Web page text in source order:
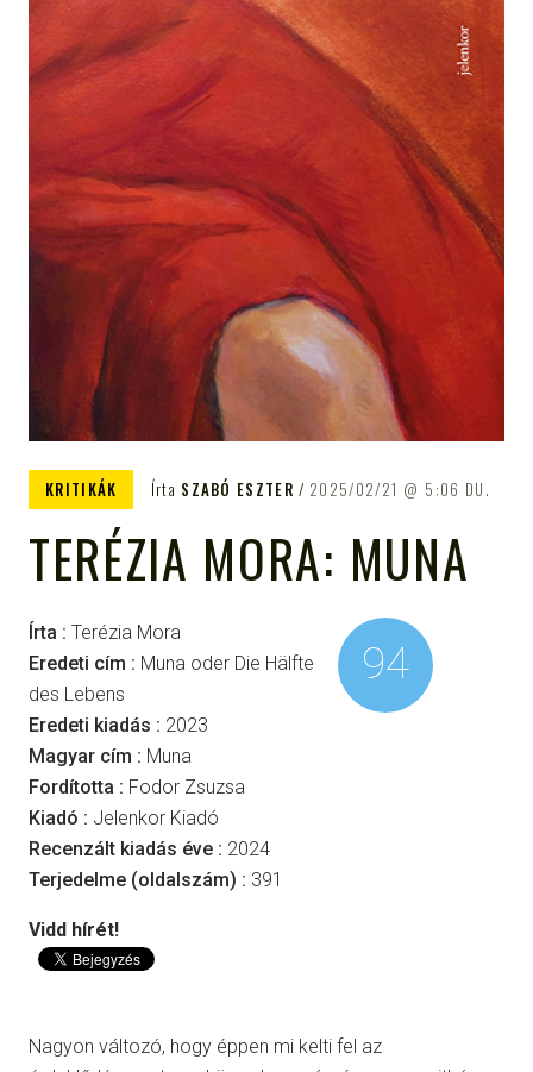
KRITIKÁK Írta SZABÓ ESZTER 2025/02/21 5:06 DU.
TERÉZIA MORA: MUNA
Írta : Terézia Mora
Eredeti cím : Muna oder Die Hälfte
des Lebens
Eredeti kiadás : 2023
Magyar cím : Muna
Fordította : Fodor Zsuzsa
Kiadó : Jelenkor Kiadó
Recenzált kiadás éve : 2024
Terjedelme (oldalszám) : 391
94
Vidd hírét!
Nagyon változó, hogy éppen mi kelti fel az